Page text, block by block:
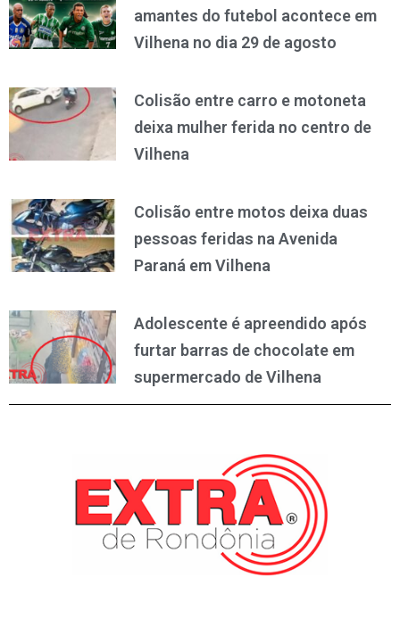
amantes do futebol acontece em
Vilhena no dia 29 de agosto
Colisão entre carro e motoneta
deixa mulher ferida no centro de
Vilhena
Colisão entre motos deixa duas
pessoas feridas na Avenida
Paraná em Vilhena
Adolescente é apreendido após
furtar barras de chocolate em
supermercado de Vilhena